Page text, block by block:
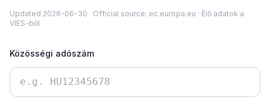
Updated 2026-06-30 · Official source: ec.europa.eu · Élő adatok a
VIES-ből
Közösségi adószám